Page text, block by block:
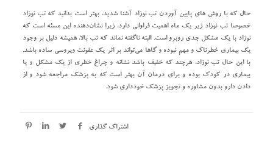
حال که با روش‌ های پایین آوردن تب نوزاد آشنا شدید، بهتر است بدانید که تب نوزاد
خصوصا تب نوزاد زیر یک ماه اهمیت فراوانی دارد، زیرا نشان‌دهنده این مسئه است که
نوزاد با یک مشکل جدی رو‌برو است. البته ناگفته نماند که تب بالا، همیشه دلیل بر وجود
یک بیماری خطرناک و مهم نبوده و گاها می‌تواند بر اثر یک عفونت ویروسی ساده باشد.
با این حال تب نوزاد، هرچند که خفیف باشد نشانه‌ و چراغ خطری از یک مشکل و یا
بیماری در کودک بوده و برای درمان آن بهتر است که به پزشک مراجعه شود و از
دادن دارو بدون مشاوره و تجویز پزشک خود‌داری شود.
اشتراک گذاری